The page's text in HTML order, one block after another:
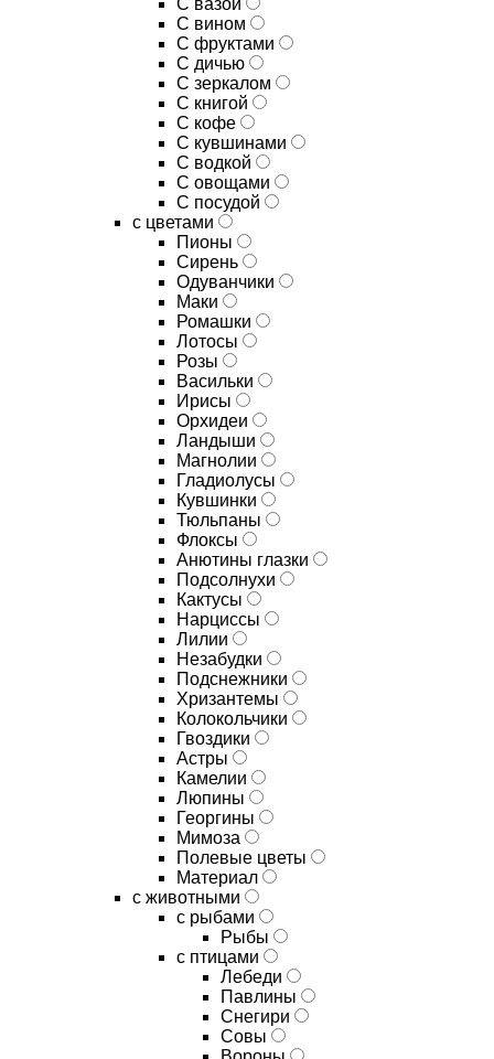
C вазой
C вином
C фруктами
C дичью
C зеркалом
C книгой
C кофе
C кувшинами
C водкой
C овощами
C посудой
с цветами
Пионы
Сирень
Одуванчики
Маки
Ромашки
Лотосы
Розы
Васильки
Ирисы
Орхидеи
Ландыши
Магнолии
Гладиолусы
Кувшинки
Тюльпаны
Флоксы
Анютины глазки
Подсолнухи
Кактусы
Нарциссы
Лилии
Незабудки
Подснежники
Хризантемы
Колокольчики
Гвоздики
Астры
Камелии
Люпины
Георгины
Мимоза
Полевые цветы
Материал
с животными
с рыбами
Рыбы
с птицами
Лебеди
Павлины
Снегири
Совы